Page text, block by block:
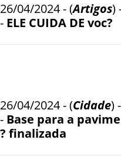
26/04/2024 - (Artigos)
- ELE CUIDA DE voc?
26/04/2024 - (Cidade)
- Base para a
? finalizada